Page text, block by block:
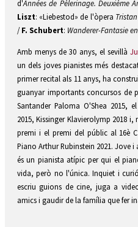
d'Années de Pèlerinage. Deuxième
Liszt: «Liebestod» de l'òpera
/F. Schubert: Wanderer-Fantasie
Amb menys de 30 anys, el sevillà
un dels joves pianistes més
primer recital als 11 anys, ha
guanyar importants concursos de
Santander Paloma O'Shea 2015,
2015, Kissinger Klavierolymp 2018
premi i el premi del públic al 16è
Piano Arthur Rubinstein 2021. Jove
és un pianista atípic per qui el
vida, però no l'única. Inquiet i
escriu guions de cine, juga a
amics i gaudir de la família que fer